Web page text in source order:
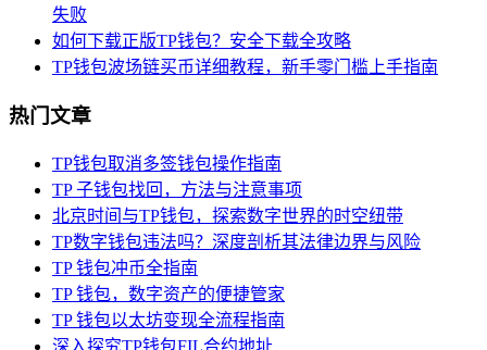
失败
如何下载正版TP钱包？安全下载全攻略
TP钱包波场链买币详细教程，新手零门槛上手指南
热门文章
TP钱包取消多签钱包操作指南
TP 子钱包找回，方法与注意事项
北京时间与TP钱包，探索数字世界的时空纽带
TP数字钱包违法吗？深度剖析其法律边界与风险
TP 钱包冲币全指南
TP 钱包，数字资产的便捷管家
TP 钱包以太坊变现全流程指南
深入探究TP钱包FIL合约地址